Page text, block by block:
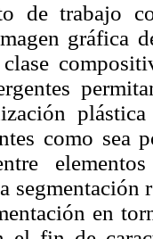
de trabajo
gráfica
como sea
segmentación
en